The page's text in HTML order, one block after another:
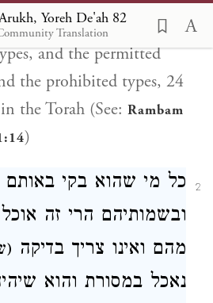
Yoreh De'ah 82
Translation
it only enumerated
and the permitted
the prohibited types, 24
the Torah (See: Rambam
)
2
כל מי שהוא בקי באותם
ובשמותיהם הרי זה
מהם ואינו צריך בדיקה
נאכל במסורת והוא